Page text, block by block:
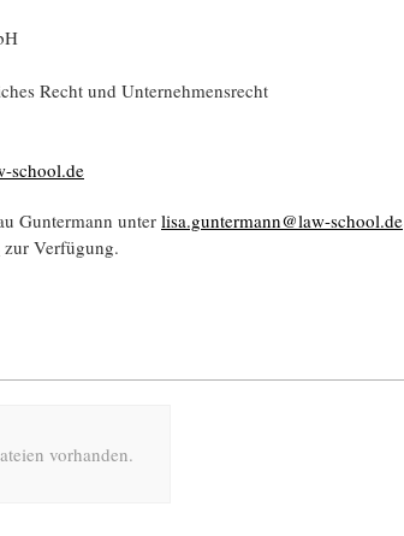
Recht und Unternehmensrecht
school.de
Guntermann unter lisa.guntermann@law-school.de
zur Verfügung.
vorhanden.